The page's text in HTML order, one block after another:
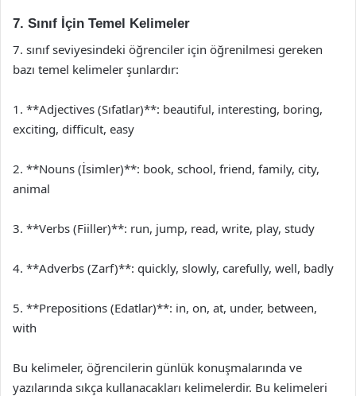
7. Sınıf İçin Temel Kelimeler
7. sınıf seviyesindeki öğrenciler için öğrenilmesi gereken
bazı temel kelimeler şunlardır:
1. **Adjectives (Sıfatlar)**: beautiful, interesting, boring,
exciting, difficult, easy
2. **Nouns (İsimler)**: book, school, friend, family, city,
animal
3. **Verbs (Fiiller)**: run, jump, read, write, play, study
4. **Adverbs (Zarf)**: quickly, slowly, carefully, well, badly
5. **Prepositions (Edatlar)**: in, on, at, under, between,
with
Bu kelimeler, öğrencilerin günlük konuşmalarında ve
yazılarında sıkça kullanacakları kelimelerdir. Bu kelimeleri